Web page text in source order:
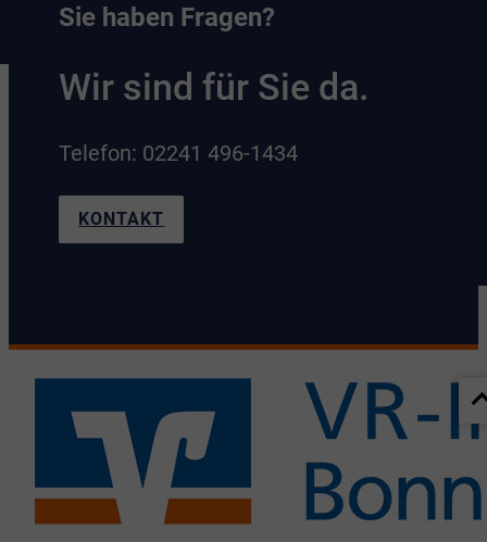
Sie haben Fragen?
Wir sind für Sie da.
Telefon: 02241 496-1434
KONTAKT